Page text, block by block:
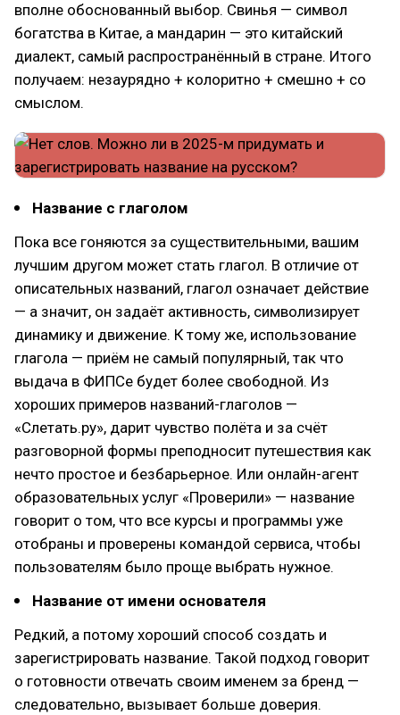
вполне обоснованный выбор. Свинья — символ
богатства в Китае, а мандарин — это китайский
диалект, самый распространённый в стране. Итого
получаем: незаурядно + колоритно + смешно + со
смыслом.
Название с глаголом
Пока все гоняются за существительными, вашим
лучшим другом может стать глагол. В отличие от
описательных названий, глагол означает действие
— а значит, он задаёт активность, символизирует
динамику и движение. К тому же, использование
глагола — приём не самый популярный, так что
выдача в ФИПСе будет более свободной. Из
хороших примеров названий-глаголов —
«Слетать.ру», дарит чувство полёта и за счёт
разговорной формы преподносит путешествия как
нечто простое и безбарьерное. Или онлайн-агент
образовательных услуг «Проверили» — название
говорит о том, что все курсы и программы уже
отобраны и проверены командой сервиса, чтобы
пользователям было проще выбрать нужное.
Название от имени основателя
Редкий, а потому хороший способ создать и
зарегистрировать название. Такой подход говорит
о готовности отвечать своим именем за бренд —
следовательно, вызывает больше доверия.